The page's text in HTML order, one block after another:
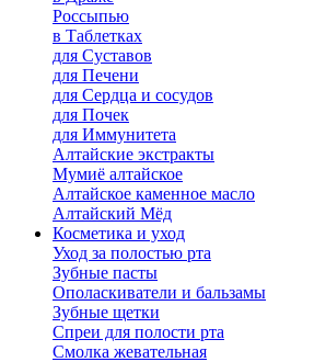
Россыпью
в Таблетках
для Cуставов
для Печени
для Сердца и сосудов
для Почек
для Иммунитета
Алтайские экстракты
Мумиё алтайское
Алтайское каменное масло
Алтайский Мёд
Косметика и уход
Уход за полостью рта
Зубные пасты
Ополаскиватели и бальзамы
Зубные щетки
Спреи для полости рта
Смолка жевательная